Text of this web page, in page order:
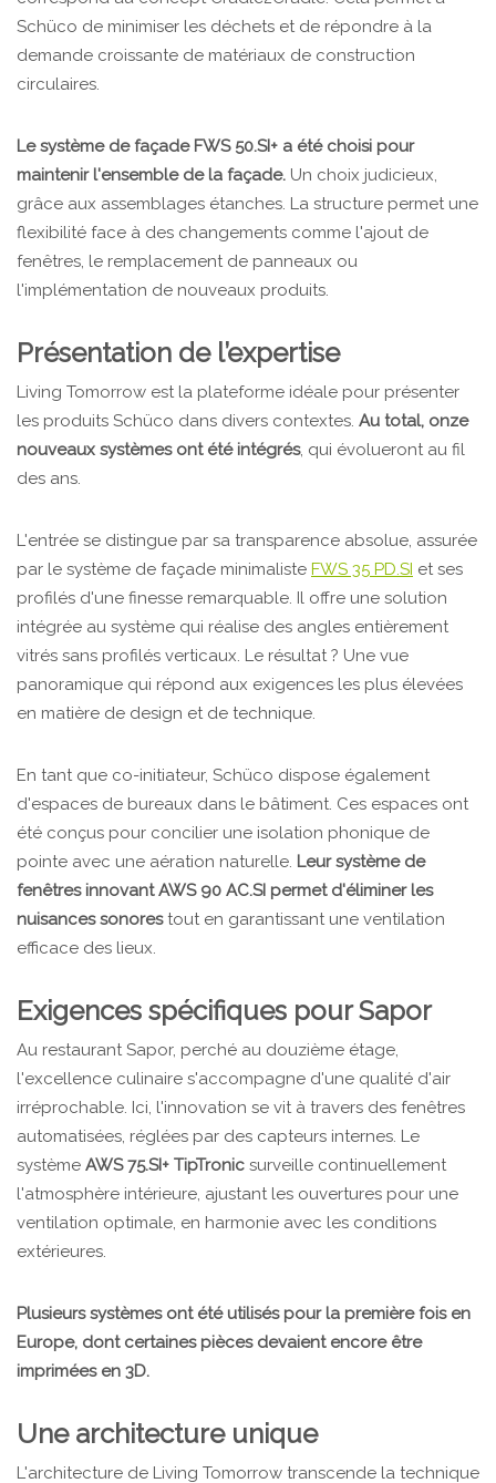
Schüco de minimiser les déchets et de répondre à la
demande croissante de matériaux de construction
circulaires.
Le système de façade FWS 50.SI+ a été choisi pour
maintenir l'ensemble de la façade. Un choix judicieux,
grâce aux assemblages étanches. La structure permet une
flexibilité face à des changements comme l'ajout de
fenêtres, le remplacement de panneaux ou
l'implémentation de nouveaux produits.
Présentation de l’expertise
Living Tomorrow est la plateforme idéale pour présenter
les produits Schüco dans divers contextes. Au total, onze
nouveaux systèmes ont été intégrés, qui évolueront au fil
des ans.
L'entrée se distingue par sa transparence absolue, assurée
par le système de façade minimaliste FWS 35 PD.SI et ses
profilés d'une finesse remarquable. Il offre une solution
intégrée au système qui réalise des angles entièrement
vitrés sans profilés verticaux. Le résultat ? Une vue
panoramique qui répond aux exigences les plus élevées
en matière de design et de technique.
En tant que co-initiateur, Schüco dispose également
d'espaces de bureaux dans le bâtiment. Ces espaces ont
été conçus pour concilier une isolation phonique de
pointe avec une aération naturelle. Leur système de
fenêtres innovant AWS 90 AC.SI permet d'éliminer les
nuisances sonorestout en garantissant une ventilation
efficace des lieux.
Exigences spécifiques pour Sapor
Au restaurant Sapor, perché au douzième étage,
l'excellence culinaire s'accompagne d'une qualité d'air
irréprochable. Ici, l'innovation se vit à travers des fenêtres
automatisées, réglées par des capteurs internes. Le
système AWS 75.SI+ TipTronic surveille continuellement
l'atmosphère intérieure, ajustant les ouvertures pour une
ventilation optimale, en harmonie avec les conditions
extérieures.
Plusieurs systèmes ont été utilisés pour la première fois en
Europe, dont certaines pièces devaient encore être
imprimées en 3D.
Une architecture unique
L'architecture de Living Tomorrow transcende la technique